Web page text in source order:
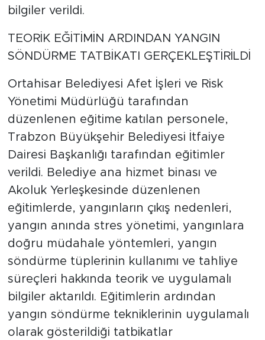
bilgiler verildi.
TEORİK EĞİTİMİN ARDINDAN YANGIN
SÖNDÜRME TATBİKATI GERÇEKLEŞTİRİLDİ
Ortahisar Belediyesi Afet İşleri ve Risk
Yönetimi Müdürlüğü tarafından
düzenlenen eğitime katılan personele,
Trabzon Büyükşehir Belediyesi İtfaiye
Dairesi Başkanlığı tarafından eğitimler
verildi. Belediye ana hizmet binası ve
Akoluk Yerleşkesinde düzenlenen
eğitimlerde, yangınların çıkış nedenleri,
yangın anında stres yönetimi, yangınlara
doğru müdahale yöntemleri, yangın
söndürme tüplerinin kullanımı ve tahliye
süreçleri hakkında teorik ve uygulamalı
bilgiler aktarıldı. Eğitimlerin ardından
yangın söndürme tekniklerinin uygulamalı
olarak gösterildiği tatbikatlar